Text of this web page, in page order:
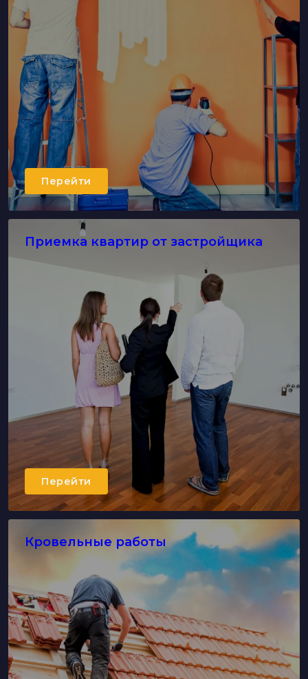
Перейти
Приемка квартир от застройщика
Перейти
Кровельные работы